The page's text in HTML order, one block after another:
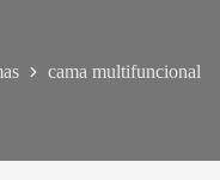
cama multifuncional